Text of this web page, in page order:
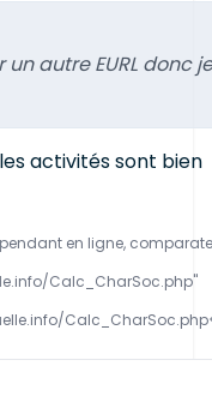
autre EURL donc je
activités sont bien
en ligne,
Calc_CharSoc.php"